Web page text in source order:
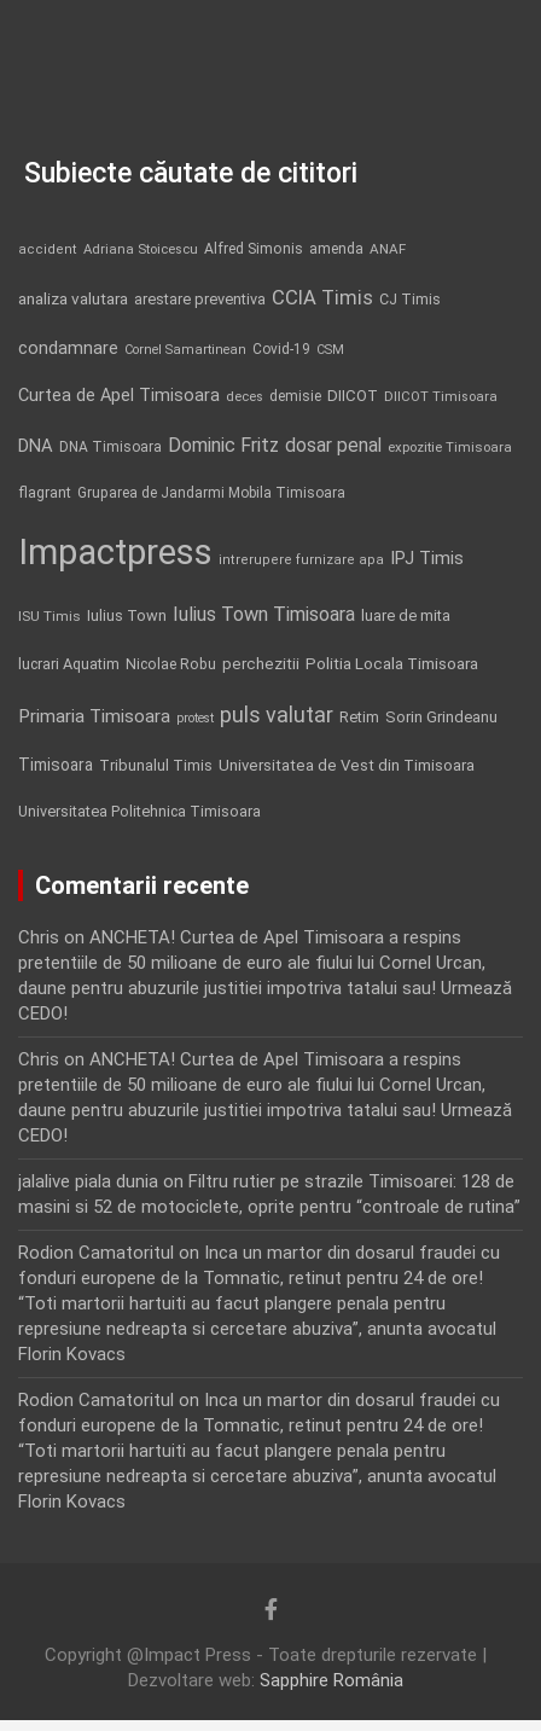
Subiecte căutate de cititori
accident Adriana Stoicescu Alfred Simonis amenda ANAF
analiza valutara arestare preventiva CCIA Timis CJ Timis
condamnare Cornel Samartinean Covid-19 CSM
Curtea de Apel Timisoara deces demisie DIICOT DIICOT Timisoara
DNA DNA Timisoara Dominic Fritz dosar penal expozitie Timisoara
flagrant Gruparea de Jandarmi Mobila Timisoara
Impactpress intrerupere furnizare apa IPJ Timis
ISU Timis Iulius Town Iulius Town Timisoara luare de mita
lucrari Aquatim Nicolae Robu perchezitii Politia Locala Timisoara
Primaria Timisoara protest puls valutar Retim Sorin Grindeanu
Timisoara Tribunalul Timis Universitatea de Vest din Timisoara
Universitatea Politehnica Timisoara
Comentarii recente
Chris on ANCHETA! Curtea de Apel Timisoara a respins
pretentiile de 50 milioane de euro ale fiului lui Cornel Urcan,
daune pentru abuzurile justitiei impotriva tatalui sau! Urmează
CEDO!
Chris on ANCHETA! Curtea de Apel Timisoara a respins
pretentiile de 50 milioane de euro ale fiului lui Cornel Urcan,
daune pentru abuzurile justitiei impotriva tatalui sau! Urmează
CEDO!
jalalive piala dunia on Filtru rutier pe strazile Timisoarei: 128 de
masini si 52 de motociclete, oprite pentru “controale de rutina”
Rodion Camatoritul on Inca un martor din dosarul fraudei cu
fonduri europene de la Tomnatic, retinut pentru 24 de ore!
“Toti martorii hartuiti au facut plangere penala pentru
represiune nedreapta si cercetare abuziva”, anunta avocatul
Florin Kovacs
Rodion Camatoritul on Inca un martor din dosarul fraudei cu
fonduri europene de la Tomnatic, retinut pentru 24 de ore!
“Toti martorii hartuiti au facut plangere penala pentru
represiune nedreapta si cercetare abuziva”, anunta avocatul
Florin Kovacs
Copyright @Impact Press - Toate drepturile rezervate |
Dezvoltare web: Sapphire România